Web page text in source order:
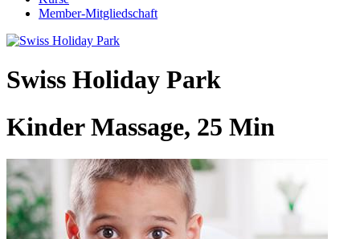
Member-Mitgliedschaft
Swiss Holiday Park
Kinder Massage, 25 Min